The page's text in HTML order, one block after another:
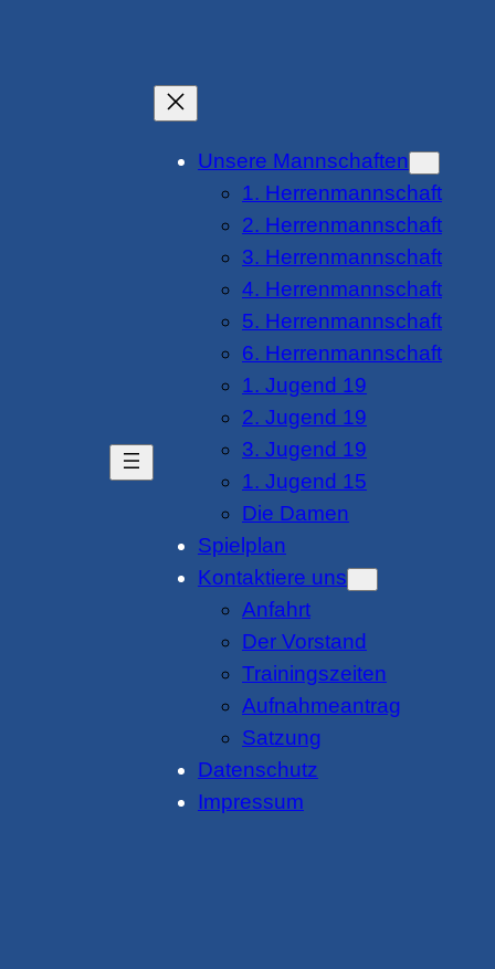
Unsere Mannschaften
1. Herrenmannschaft
2. Herrenmannschaft
3. Herrenmannschaft
4. Herrenmannschaft
5. Herrenmannschaft
6. Herrenmannschaft
1. Jugend 19
2. Jugend 19
3. Jugend 19
1. Jugend 15
Die Damen
Spielplan
Kontaktiere uns
Anfahrt
Der Vorstand
Trainingszeiten
Aufnahmeantrag
Satzung
Datenschutz
Impressum